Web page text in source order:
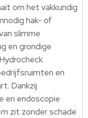
om het vakkundig
hak- of
slimme
en grondige
en
Dankzij
en endoscopie
zit zonder schade